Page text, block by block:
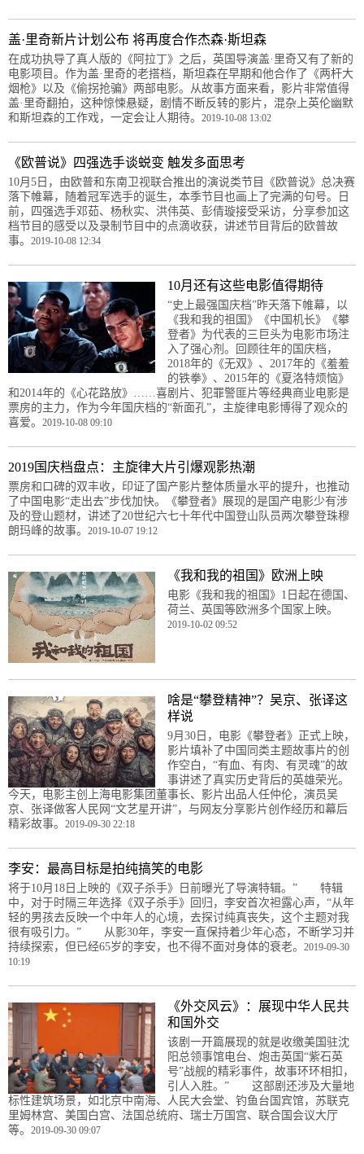
盖·里奇新片计划公布 将再度合作杰森·斯坦森
在成功执导了真人版的《阿拉丁》之后，英国导演盖·里奇又有了新的
电影项目。作为盖·里奇的老搭档，斯坦森在早期和他合作了《两杆大
烟枪》以及《偷拐抢骗》两部电影。从故事方面来看，影片非常值得
盖·里奇翻拍，这种惊悚悬疑，剧情不断反转的影片，混杂上英伦幽默
和斯坦森的工作戏，一定会让人期待。 2019-10-08 13:02
《欧普说》四强选手谈蜕变 触发多面思考
10月5日，由欧普和东南卫视联合推出的演说类节目《欧普说》总决赛
落下帷幕，随着冠军选手的诞生，本季节目也画上了完满的句号。日
前，四强选手邓茹、杨秋实、洪伟英、彭倩璇接受采访，分享参加这
档节目的感受以及录制节目中的点滴收获，讲述节目背后的欧普故
事。 2019-10-08 12:34
10月还有这些电影值得期待
“史上最强国庆档”昨天落下帷幕，以
《我和我的祖国》《中国机长》《攀
登者》为代表的三巨头为电影市场注
入了强心剂。回顾往年的国庆档，
2018年的《无双》、2017年的《羞羞
的铁拳》、2015年的《夏洛特烦恼》
和2014年的《心花路放》……喜剧片、犯罪警匪片等经典商业电影是
票房的主力，作为今年国庆档的“新面孔”，主旋律电影博得了观众的
喜爱。 2019-10-08 09:10
2019国庆档盘点：主旋律大片引爆观影热潮
票房和口碑的双丰收，印证了国产影片整体质量水平的提升，也推动
了中国电影“走出去”步伐加快。《攀登者》展现的是国产电影少有涉
及的登山题材，讲述了20世纪六七十年代中国登山队员两次攀登珠穆
朗玛峰的故事。 2019-10-07 19:12
《我和我的祖国》欧洲上映
电影《我和我的祖国》1日起在德国、
荷兰、英国等欧洲多个国家上映。
2019-10-02 09:52
啥是“攀登精神”？吴京、张译这
样说
9月30日，电影《攀登者》正式上映，
影片填补了中国同类主题故事片的创
作空白，“有血、有肉、有灵魂”的故
事讲述了真实历史背后的英雄荣光。
今天，电影主创上海电影集团董事长、影片出品人任仲伦，演员吴
京、张译做客人民网“文艺星开讲”，与网友分享影片创作经历和幕后
精彩故事。 2019-09-30 22:18
李安：最高目标是拍纯搞笑的电影
将于10月18日上映的《双子杀手》日前曝光了导演特辑。” 特辑
中，对于时隔三年选择《双子杀手》回归，李安首次袒露心声，“从年
轻的男孩去反映一个中年人的心境，去探讨纯真丧失，这个主题对我
很有吸引力。” 从影30年，李安一直保持着少年心态，不断学习并
持续探索，但已经65岁的李安，也不得不面对身体的衰老。 2019-09-30
10:19
《外交风云》：展现中华人民共
和国外交
该剧一开篇展现的就是收缴美国驻沈
阳总领事馆电台、炮击英国“紫石英
号”战舰的精彩事件，故事环环相扣，
引人入胜。” 这部剧还涉及大量地
标性建筑场景，如北京中南海、人民大会堂、钓鱼台国宾馆，苏联克
里姆林宫、美国白宫、法国总统府、瑞士万国宫、联合国会议大厅
等。 2019-09-30 09:07